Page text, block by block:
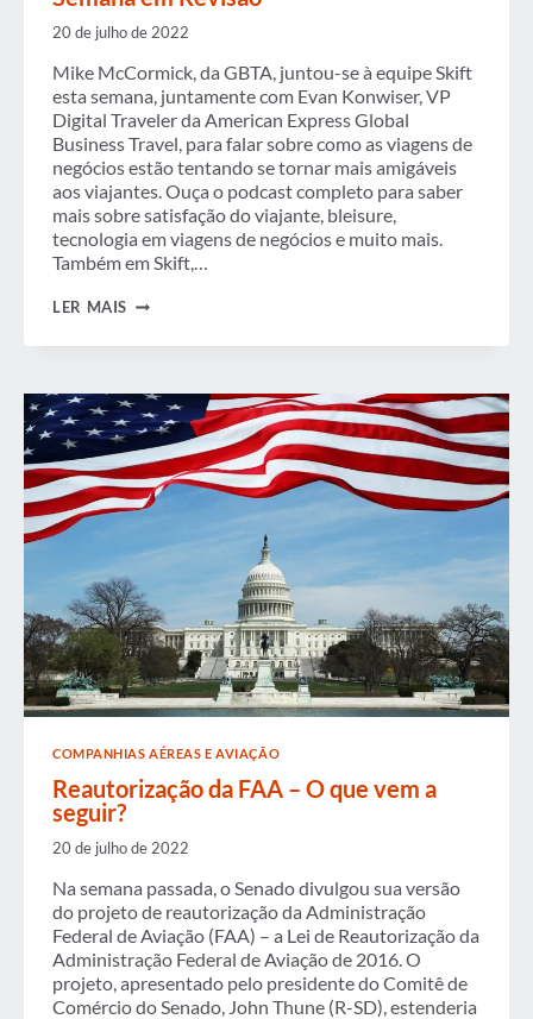
20 de julho de 2022
Mike McCormick, da GBTA, juntou-se à equipe Skift
esta semana, juntamente com Evan Konwiser, VP
Digital Traveler da American Express Global
Business Travel, para falar sobre como as viagens de
negócios estão tentando se tornar mais amigáveis
aos viajantes. Ouça o podcast completo para saber
mais sobre satisfação do viajante, bleisure,
tecnologia em viagens de negócios e muito mais.
Também em Skift,…
LER MAIS SEMANA
COMPANHIAS AÉREAS E AVIAÇÃO
Reautorização da FAA – O que vem a
seguir?
20 de julho de 2022
Na semana passada, o Senado divulgou sua versão
do projeto de reautorização da Administração
Federal de Aviação (FAA) – a Lei de Reautorização da
Administração Federal de Aviação de 2016. O
projeto, apresentado pelo presidente do Comitê de
Comércio do Senado, John Thune (R-SD), estenderia